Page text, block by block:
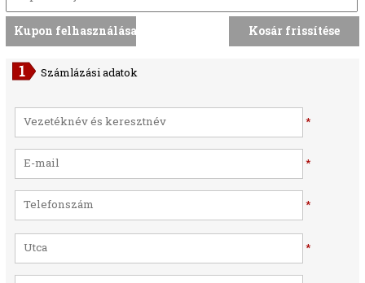
Számlázási adatok
*
*
*
*